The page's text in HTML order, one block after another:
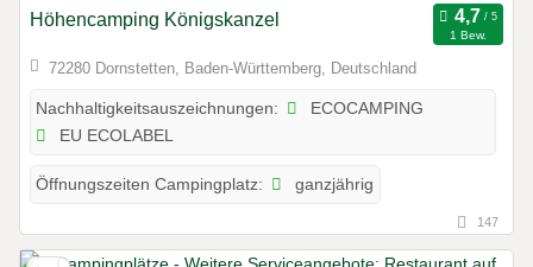
Höhencamping Königskanzel
1 Bew.
72280 Dornstetten, Baden-Württemberg, Deutschland
Nachhaltigkeitsauszeichnungen:
ECOCAMPING
EU ECOLABEL
Öffnungszeiten Campingplatz: ganzjährig
147